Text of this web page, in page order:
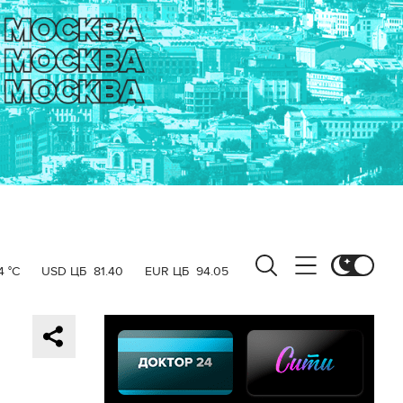
°C USD ЦБ 81.40 EUR ЦБ 94.05